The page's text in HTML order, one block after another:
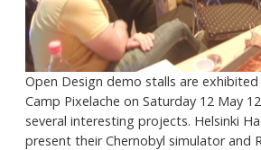
Open Design demo stalls are
Camp Pixelache on Saturday 12 May
several interesting projects. Helsinki
present their Chernobyl simulator and